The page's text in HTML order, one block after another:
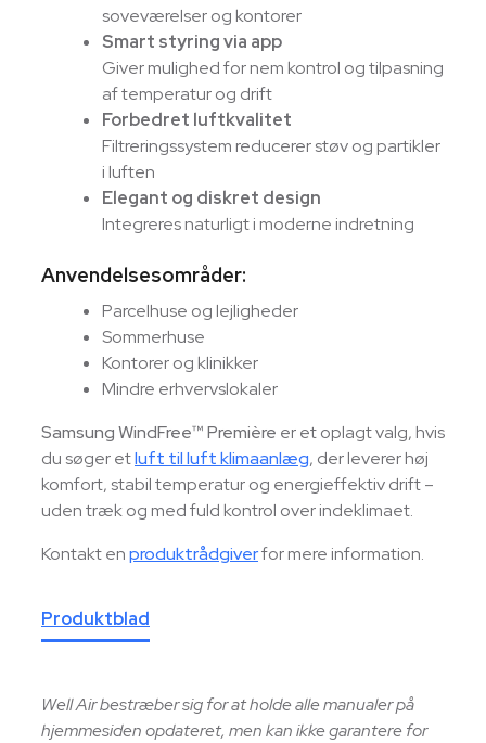
soveværelser og kontorer
Smart styring via app
Giver mulighed for nem kontrol og tilpasning
af temperatur og drift
Forbedret luftkvalitet
Filtreringssystem reducerer støv og partikler
i luften
Elegant og diskret design
Integreres naturligt i moderne indretning
Anvendelsesområder:
Parcelhuse og lejligheder
Sommerhuse
Kontorer og klinikker
Mindre erhvervslokaler
Samsung WindFree™ Première er et oplagt valg, hvis
du søger etluft til luft klimaanlæg, der leverer høj
komfort, stabil temperatur og energieffektiv drift –
uden træk og med fuld kontrol over indeklimaet.
Kontakt enproduktrådgiverfor mere information.
Produktblad
Well Air bestræber sig for at holde alle manualer på
hjemmesiden opdateret, men kan ikke garantere for